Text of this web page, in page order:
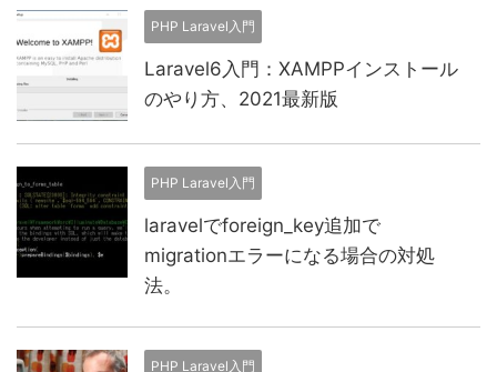
PHP Laravel入門
Laravel6入門：XAMPPインストール
のやり方、2021最新版
PHP Laravel入門
laravelでforeign_key追加で
migrationエラーになる場合の対処
法。
PHP Laravel入門